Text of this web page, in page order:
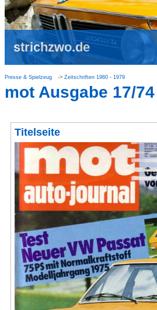
strichzwo.de
Presse & Spielzeug Zeitschriften 1960 - 1979
mot Ausgabe 17/74
Titelseite